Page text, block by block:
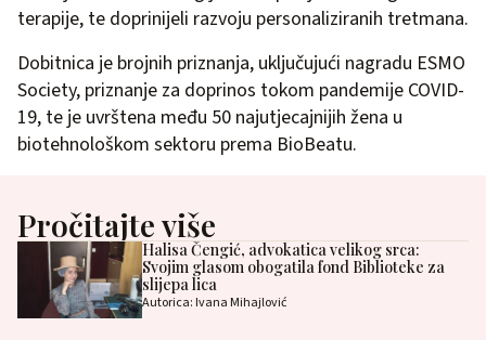
terapije, te doprinijeli razvoju personaliziranih tretmana.
Dobitnica je brojnih priznanja, uključujući nagradu ESMO
Society, priznanje za doprinos tokom pandemije COVID-
19, te je uvrštena među 50 najutjecajnijih žena u
biotehnološkom sektoru prema BioBeatu.
Pročitajte više
Halisa Čengić, advokatica velikog srca:
Svojim glasom obogatila fond Biblioteke za
slijepa lica
Autorica: Ivana Mihajlović